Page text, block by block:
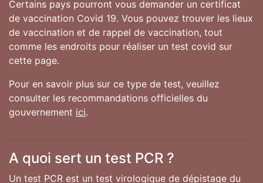
Certains pays pourront vous demander un certificat
de vaccination Covid 19. Vous pouvez trouver les lieux
de vaccination et de rappel de vaccination, tout
comme les endroits pour réaliser un test covid sur
cette page.
Pour en savoir plus sur ce type de test, veuillez
consulter les recommandations officielles du
gouvernement ici.
A quoi sert un test PCR ?
Un test PCR est un test virologique de dépistage du